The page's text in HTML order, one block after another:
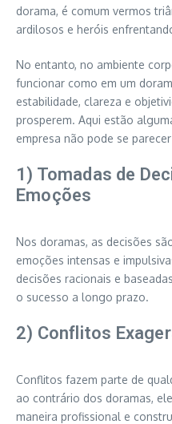
dorama, é comum vermos
ardilosos e heróis
No entanto, no ambiente
funcionar como em um
estabilidade, clareza e
prosperem. Aqui estão
empresa não pode se
1) Tomadas de
Emoções
Nos doramas, as decisões
emoções intensas e
decisões racionais e
o sucesso a longo prazo.
2) Conflitos
Conflitos fazem parte de
ao contrário dos doramas,
maneira profissional e